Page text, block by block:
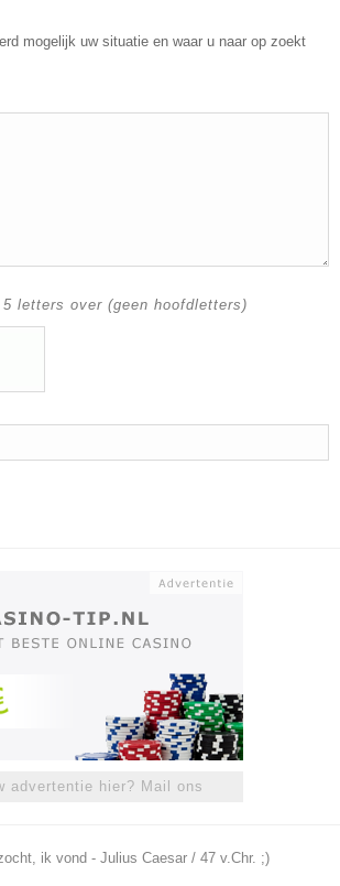
mogelijk uw situatie en waar u naar op zoekt
5 letters over (geen hoofdletters)
advertentie hier? Mail ons
ik vond - Julius Caesar / 47 v.Chr. ;)